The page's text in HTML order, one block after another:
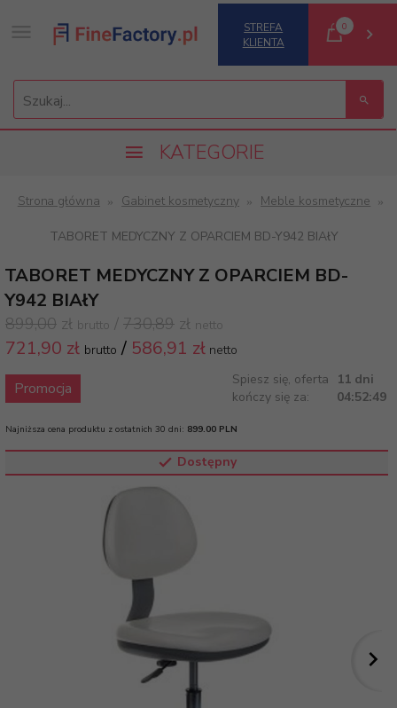
Szukaj...
STREFA
KLIENTA
0
KATEGORIE
Strona główna Gabinet kosmetyczny Meble kosmetyczne
TABORET MEDYCZNY Z OPARCIEM BD-Y942 BIAłY
TABORET MEDYCZNY Z OPARCIEM BD-
Y942 BIAłY
899,00 zł brutto / 730,89 zł netto
721,90 zł brutto / 586,91 zł netto
Promocja
Spiesz się, oferta
kończy się za:
11 dni
04:52:49
Najniższa cena produktu z ostatnich 30 dni: 899.00 PLN
Dostępny